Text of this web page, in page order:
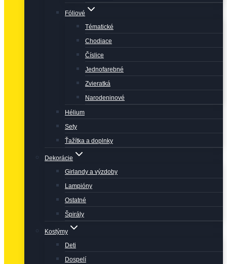
Fóliové
Tématické
Chodiace
Číslice
Jednofarebné
Zvieratká
Narodeninové
Hélium
Sety
Ťažítka a doplnky
Dekorácie
Girlandy a výzdoby
Lampióny
Ostatné
Špirály
Kostýmy
Deti
Dospelí